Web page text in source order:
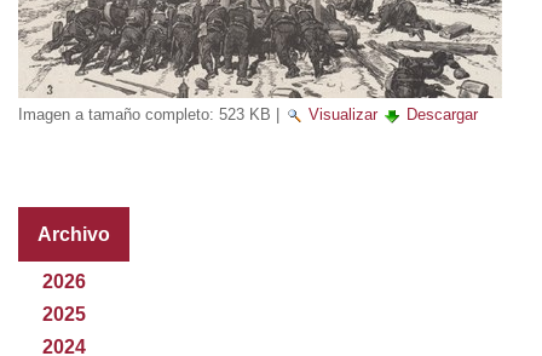
Imagen a tamaño completo: 523 KB Visualizar Descargar
Archivo
2026
2025
2024